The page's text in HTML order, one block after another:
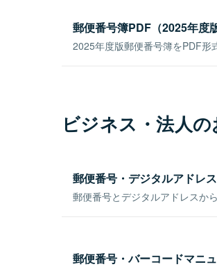
郵便番号簿PDF（2025年度
2025年度版郵便番号簿をPDF形
ビジネス・法人
郵便番号・デジタルアドレ
郵便番号とデジタルアドレスか
郵便番号・バーコードマニ